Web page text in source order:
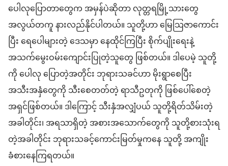
ပေါလုပြောတာတွေက အမှန်ပဲဆိုတာ လုတ္တရမြို့သားတွေ
အလွယ်တကူ နားလည်နိုင်ပါတယ်။ သူတို့ဟာ မြေသြဇာကောင်း
ပြီး ရေပေါများတဲ့ ဒေသမှာ နေထိုင်ကြပြီး စိုက်ပျိုးရေးနဲ့
အသက်မွေးဝမ်းကျောင်းပြုတဲ့သူတွေ ဖြစ်တယ်။ ဒါပေမဲ့ သူတို့
ကို ပေါလု ပြောတဲ့အတိုင်း ဘုရားသခင်ဟာ မိုးရွာစေပြီး
အသီးအနှံတွေကို သီးစေတတ်တဲ့ ရာသီဥတုကို ဖြစ်ပေါ်စေတဲ့
အရှင်ဖြစ်တယ်။ ဒါကြောင့် သီးနှံအလျှံပယ် သူတို့ရိတ်သိမ်းတဲ့
အခါတိုင်း၊ အရသာရှိတဲ့ အစားအသောက်တွေကို သူတို့စားသုံးရ
တဲ့အခါတိုင်း ဘုရားသခင့်ကောင်းမြတ်မှုကနေ သူတို့ အကျိုး
ခံစားနေကြရတယ်။